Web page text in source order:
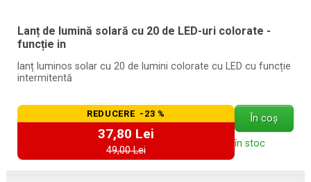
Lanț de lumină solară cu 20 de LED-uri colorate -
funcție in
lanț luminos solar cu 20 de lumini colorate cu LED cu funcție
intermitentă
REDUCERE -23 %
37,80 Lei
49,00 Lei
În coș
în stoc